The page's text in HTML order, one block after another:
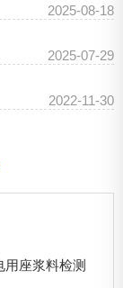
2025-08-18
2025-07-29
2022-11-30